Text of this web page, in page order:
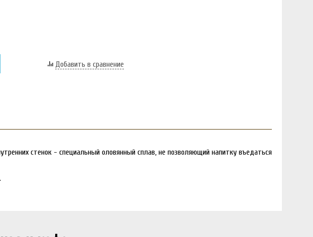
Добавить в сравнение
стенок - специальный оловянный сплав, не позволяющий напитку въедаться